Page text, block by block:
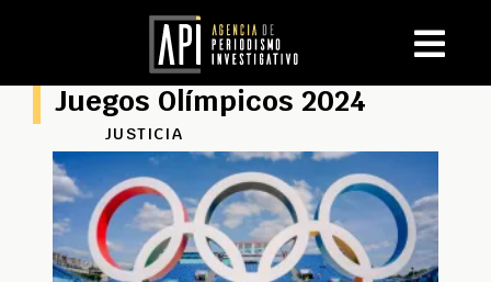
Juegos Olímpicos 2024
JUSTICIA